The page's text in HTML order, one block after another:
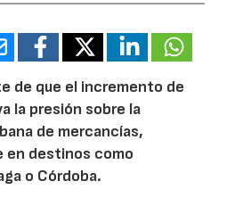
de que el incremento de
la presión sobre la
de mercancías,
en destinos como
o Córdoba.